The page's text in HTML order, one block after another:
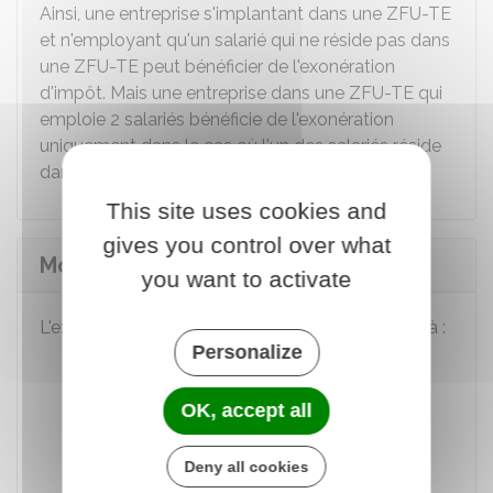
Ainsi, une entreprise s'implantant dans une ZFU-TE
et n'employant qu'un salarié qui ne réside pas dans
une ZFU-TE peut bénéficier de l'exonération
d'impôt. Mais une entreprise dans une ZFU-TE qui
emploie 2 salariés bénéficie de l'exonération
uniquement dans le cas où l'un des salariés réside
dans une ZFU-TE ou dans un QPV.
Montant et durée de l'exonération
L'exonération d'impôt sur les bénéfices est fixée à :
pendant les 5 premières années
pendant la 6 année
pendant la 7eannée
pendant la 8eannée
This site uses cookies and
gives you control over what
you want to activate
Personalize
OK, accept all
Deny all cookies